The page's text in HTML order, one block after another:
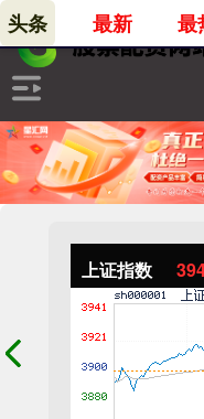
上证指数
头条 最新 最